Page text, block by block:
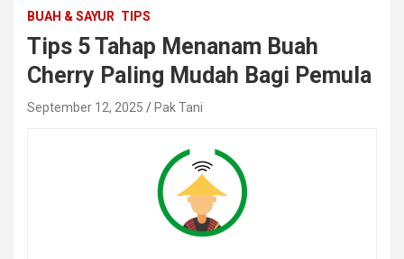
BUAH & SAYUR TIPS
Tips 5 Tahap Menanam Buah
Cherry Paling Mudah Bagi Pemula
September 12, 2025 Pak Tani